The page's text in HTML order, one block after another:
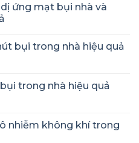
ứng mạt bụi nhà và
bụi trong nhà hiệu quả
trong nhà hiệu quả
nhiễm không khí trong